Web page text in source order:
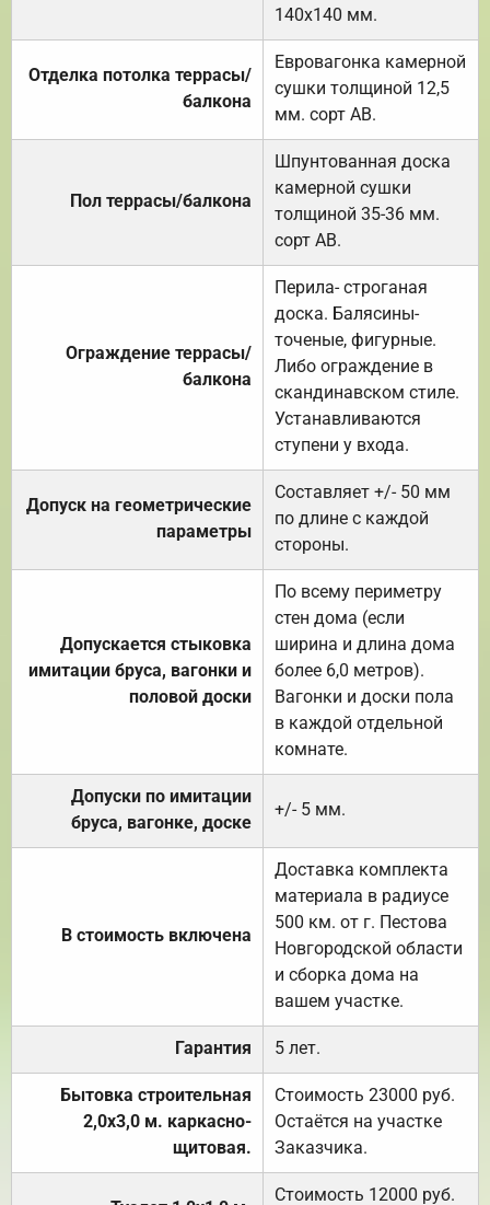
140х140 мм.
Отделка потолка террасы/
балкона
Евровагонка камерной
сушки толщиной 12,5
мм. сорт АВ.
Пол террасы/балкона
Шпунтованная доска
камерной сушки
толщиной 35-36 мм.
сорт АВ.
Ограждение террасы/
балкона
Перила- строганая
доска. Балясины-
точеные, фигурные.
Либо ограждение в
скандинавском стиле.
Устанавливаются
ступени у входа.
Допуск на геометрические
параметры
Составляет +/- 50 мм
по длине с каждой
стороны.
Допускается стыковка
имитации бруса, вагонки и
половой доски
По всему периметру
стен дома (если
ширина и длина дома
более 6,0 метров).
Вагонки и доски пола
в каждой отдельной
комнате.
Допуски по имитации
бруса, вагонке, доске
+/- 5 мм.
В стоимость включена
Доставка комплекта
материала в радиусе
500 км. от г. Пестова
Новгородской области
и сборка дома на
вашем участке.
Гарантия 5 лет.
Бытовка строительная
2,0х3,0 м. каркасно-
щитовая.
Стоимость 23000 руб.
Остаётся на участке
Заказчика.
Стоимость 12000 руб.